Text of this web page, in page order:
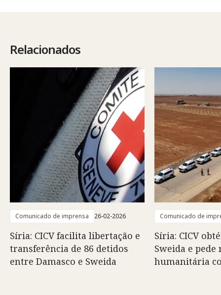
Relacionados
Comunicado de imprensa 26-02-2026
Síria: CICV facilita libertação e
transferência de 86 detidos
entre Damasco e Sweida
Comunicado de
Síria: CICV
Sweida e pede
humanitária